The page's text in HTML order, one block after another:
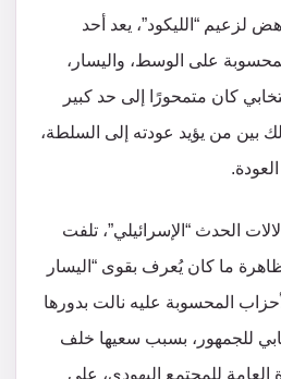
لزعيم “الليكود”، يعد أحد
على الوسط، واليسار،
كان متمحورًا إلى حد كبير
بين من يؤيد عودته إلى السلطة،
الحدث “الإسرائيلي”، تلفت
ما كان يُعرف بقوى “اليسار
المحسوبة عليه نالت بدورها
للجمهور، بسبب سعيها خلف
للمجتمع اليهودي، على